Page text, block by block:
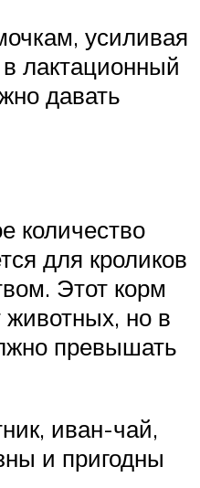
усиливая
лактационный
давать
количество
для кроликов
Этот корм
но в
превышать
иван-чай,
и пригодны